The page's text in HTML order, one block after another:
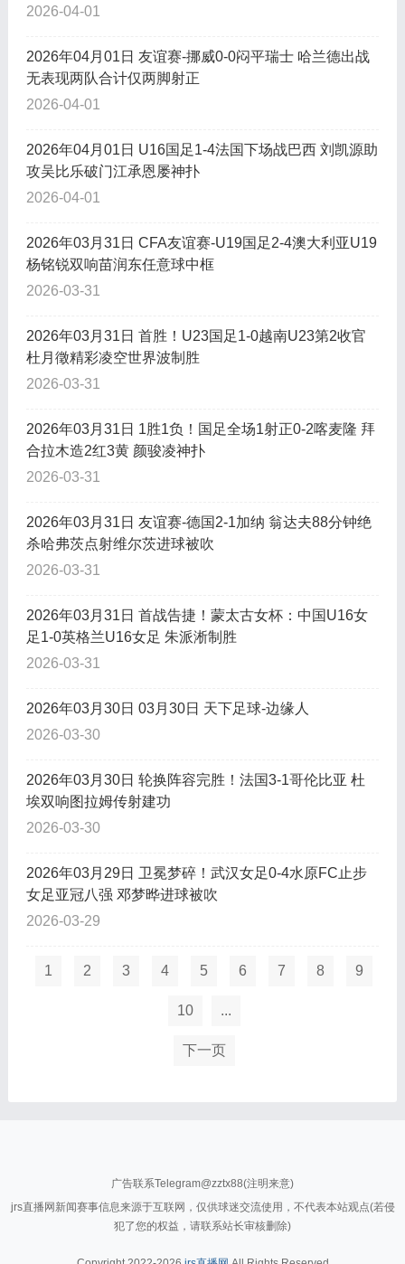
2026-04-01
2026年04月01日 友谊赛-挪威0-0闷平瑞士 哈兰德出战
无表现两队合计仅两脚射正
2026-04-01
2026年04月01日 U16国足1-4法国下场战巴西 刘凯源助
攻吴比乐破门江承恩屡神扑
2026-04-01
2026年03月31日 CFA友谊赛-U19国足2-4澳大利亚U19
杨铭锐双响苗润东任意球中框
2026-03-31
2026年03月31日 首胜！U23国足1-0越南U23第2收官
杜月徵精彩凌空世界波制胜
2026-03-31
2026年03月31日 1胜1负！国足全场1射正0-2喀麦隆 拜
合拉木造2红3黄 颜骏凌神扑
2026-03-31
2026年03月31日 友谊赛-德国2-1加纳 翁达夫88分钟绝
杀哈弗茨点射维尔茨进球被吹
2026-03-31
2026年03月31日 首战告捷！蒙太古女杯：中国U16女
足1-0英格兰U16女足 朱派淅制胜
2026-03-31
2026年03月30日 03月30日 天下足球-边缘人
2026-03-30
2026年03月30日 轮换阵容完胜！法国3-1哥伦比亚 杜
埃双响图拉姆传射建功
2026-03-30
2026年03月29日 卫冕梦碎！武汉女足0-4水原FC止步
女足亚冠八强 邓梦晔进球被吹
2026-03-29
1 2 3 4 5 6 7 8 9
10 ...
下一页
广告联系Telegram@zztx88(注明来意)
jrs直播网新闻赛事信息来源于互联网，仅供球迷交流使用，不代表本站观点(若侵
犯了您的权益，请联系站长审核删除)